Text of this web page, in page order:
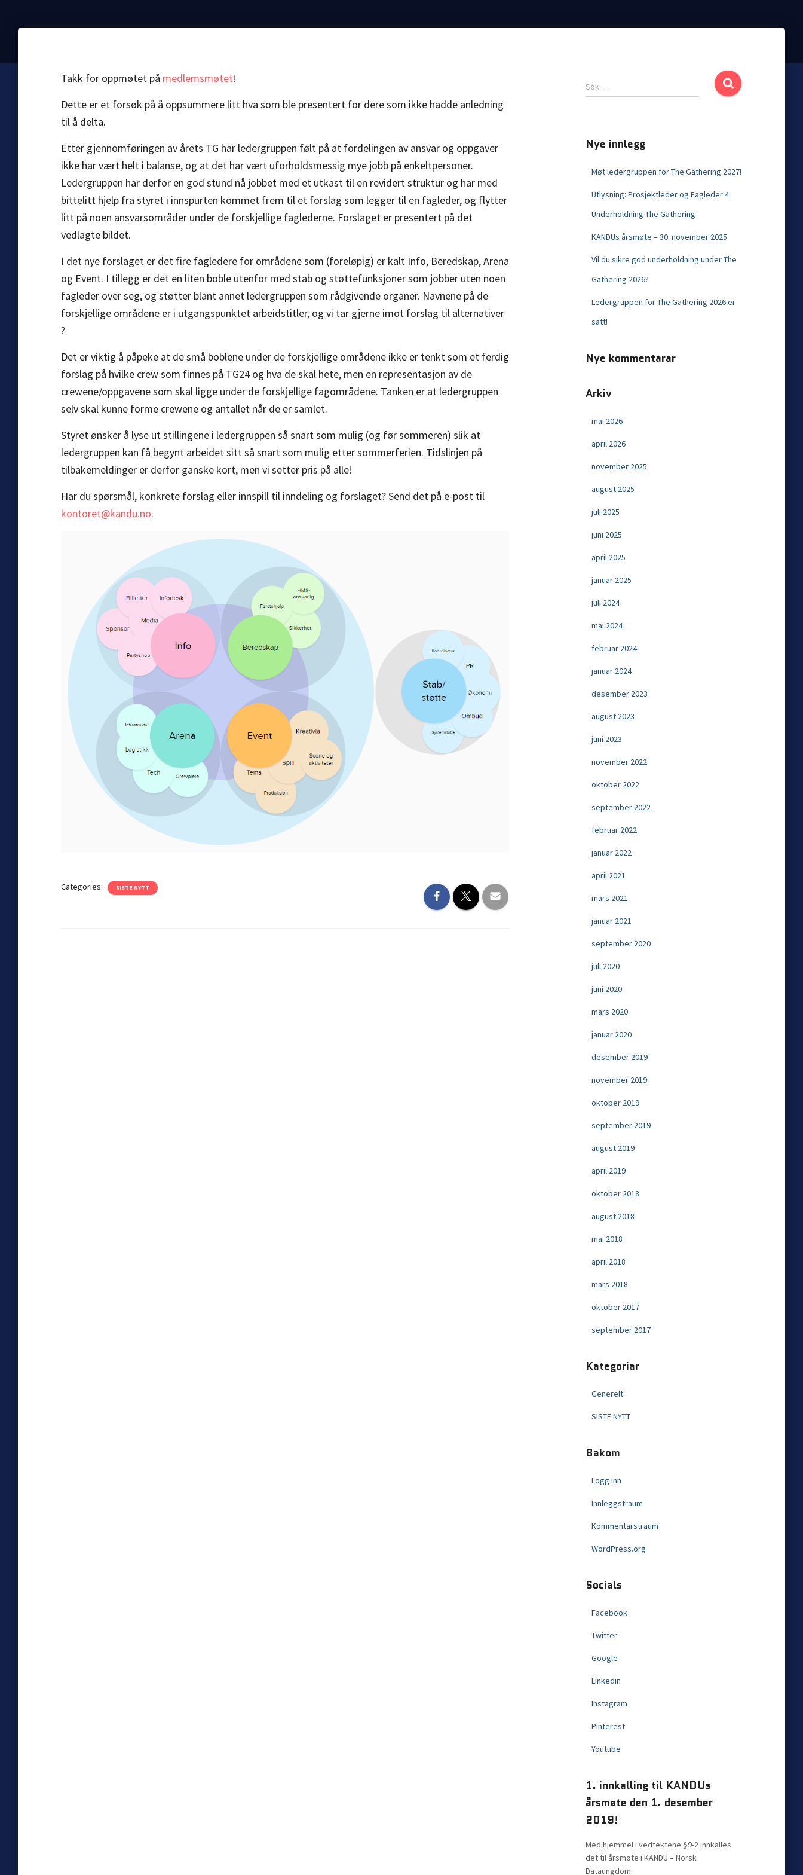
Takk for oppmøtet på medlemsmøtet!
Dette er et forsøk på å oppsummere litt hva som ble presentert for dere som ikke hadde anledning
til å delta.
Etter gjennomføringen av årets TG har ledergruppen følt på at fordelingen av ansvar og oppgaver
ikke har vært helt i balanse, og at det har vært uforholdsmessig mye jobb på enkeltpersoner.
Ledergruppen har derfor en god stund nå jobbet med et utkast til en revidert struktur og har med
bittelitt hjelp fra styret i innspurten kommet frem til et forslag som legger til en fagleder, og flytter
litt på noen ansvarsområder under de forskjellige faglederne. Forslaget er presentert på det
vedlagte bildet.
I det nye forslaget er det fire fagledere for områdene som (foreløpig) er kalt Info, Beredskap, Arena
og Event. I tillegg er det en liten boble utenfor med stab og støttefunksjoner som jobber uten noen
fagleder over seg, og støtter blant annet ledergruppen som rådgivende organer. Navnene på de
forskjellige områdene er i utgangspunktet arbeidstitler, og vi tar gjerne imot forslag til alternativer
?
Det er viktig å påpeke at de små boblene under de forskjellige områdene ikke er tenkt som et ferdig
forslag på hvilke crew som finnes på TG24 og hva de skal hete, men en representasjon av de
crewene/oppgavene som skal ligge under de forskjellige fagområdene. Tanken er at ledergruppen
selv skal kunne forme crewene og antallet når de er samlet.
Styret ønsker å lyse ut stillingene i ledergruppen så snart som mulig (og før sommeren) slik at
ledergruppen kan få begynt arbeidet sitt så snart som mulig etter sommerferien. Tidslinjen på
tilbakemeldinger er derfor ganske kort, men vi setter pris på alle!
Har du spørsmål, konkrete forslag eller innspill til inndeling og forslaget? Send det på e-post til
kontoret@kandu.no.
Categories: SISTE NYTT
Søk …
Nye innlegg
Møt ledergruppen for The Gathering 2027!
Utlysning: Prosjektleder og Fagleder 4
Underholdning The Gathering
KANDUs årsmøte – 30. november 2025
Vil du sikre god underholdning under The
Gathering 2026?
Ledergruppen for The Gathering 2026 er
satt!
Nye kommentarar
Arkiv
mai 2026
april 2026
november 2025
august 2025
juli 2025
juni 2025
april 2025
januar 2025
juli 2024
mai 2024
februar 2024
januar 2024
desember 2023
august 2023
juni 2023
november 2022
oktober 2022
september 2022
februar 2022
januar 2022
april 2021
mars 2021
januar 2021
september 2020
juli 2020
juni 2020
mars 2020
januar 2020
desember 2019
november 2019
oktober 2019
september 2019
august 2019
april 2019
oktober 2018
august 2018
mai 2018
april 2018
mars 2018
oktober 2017
september 2017
Kategoriar
Generelt
SISTE NYTT
Bakom
Logg inn
Innleggstraum
Kommentarstraum
WordPress.org
Socials
Facebook
Twitter
Google
Linkedin
Instagram
Pinterest
Youtube
1. innkalling til KANDUs
årsmøte den 1. desember
2019!
Med hjemmel i vedtektene §9-2 innkalles
det til årsmøte i KANDU – Norsk
Dataungdom.